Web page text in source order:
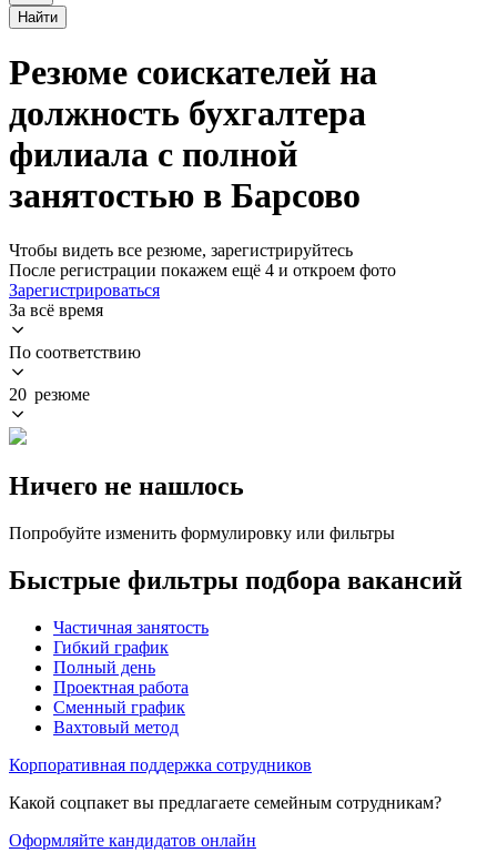
Найти
Резюме соискателей на
должность бухгалтера
филиала с полной
занятостью в Барсово
Чтобы видеть все резюме, зарегистрируйтесь
После регистрации покажем ещё 4 и откроем фото
Зарегистрироваться
За всё время
По соответствию
20 резюме
Ничего не нашлось
Попробуйте изменить формулировку или фильтры
Быстрые фильтры подбора вакансий
Частичная занятость
Гибкий график
Полный день
Проектная работа
Сменный график
Вахтовый метод
Корпоративная поддержка сотрудников
Какой соцпакет вы предлагаете семейным сотрудникам?
Оформляйте кандидатов онлайн